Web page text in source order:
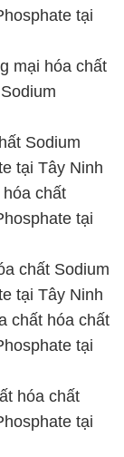
tại
mại hóa chất
Sodium
tại Tây Ninh
chất
tại
chất Sodium
tại Tây Ninh
chất hóa chất
tại
hóa chất
tại